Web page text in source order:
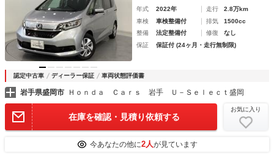
年式 2022年 走行
2.8万km
車検
車検整備付 排気
1500cc
整備
法定整備付 修復
なし
保証
保証付 (24ヶ月・走行無制限)
認定中古車 ディーラー保証 車両状態評価書
岩手県盛岡市 Ｈｏｎｄａ Ｃａｒｓ 岩手 Ｕ－Ｓｅｌｅｃｔ盛岡
在庫を確認・見積り依頼する
お気に入り
今あなたの他に2人が見ています